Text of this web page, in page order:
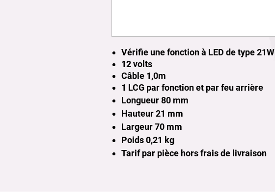
Vérifie une fonction à LED de type 21W
12 volts
Câble 1,0m
1 LCG par fonction et par feu arrière
Longueur 80 mm
Hauteur 21 mm
Largeur 70 mm
Poids 0,21 kg
Tarif par pièce hors frais de livraison